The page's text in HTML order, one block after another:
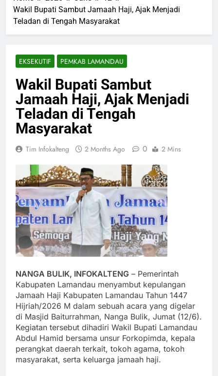
Wakil Bupati Sambut Jamaah Haji, Ajak Menjadi
Teladan di Tengah Masyarakat
EKSEKUTIF PEMKAB LAMANDAU
Wakil Bupati Sambut
Jamaah Haji, Ajak Menjadi
Teladan di Tengah
Masyarakat
Tim Infokalteng 2 Months Ago 0 2 Mins
NANGA BULIK, INFOKALTENG – Pemerintah
Kabupaten Lamandau menyambut kepulangan
Jamaah Haji Kabupaten Lamandau Tahun 1447
Hijriah/2026 M dalam sebuah acara yang digelar
di Masjid Baiturrahman, Nanga Bulik, Jumat (12/6).
Kegiatan tersebut dihadiri Wakil Bupati Lamandau
Abdul Hamid bersama unsur Forkopimda, kepala
perangkat daerah terkait, tokoh agama, tokoh
masyarakat, serta keluarga jamaah haji.